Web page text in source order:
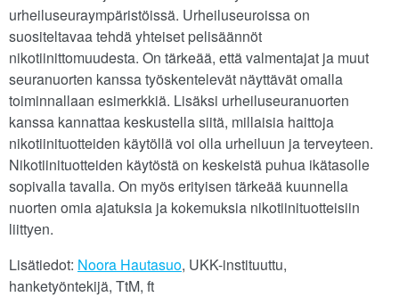
urheiluseuraympäristöissä. Urheiluseuroissa on
suositeltavaa tehdä yhteiset pelisäännöt
nikotiinittomuudesta. On tärkeää, että valmentajat ja muut
seuranuorten kanssa työskentelevät näyttävät omalla
toiminnallaan esimerkkiä. Lisäksi urheiluseuranuorten
kanssa kannattaa keskustella siitä, millaisia haittoja
nikotiinituotteiden käytöllä voi olla urheiluun ja terveyteen.
Nikotiinituotteiden käytöstä on keskeistä puhua ikätasolle
sopivalla tavalla. On myös erityisen tärkeää kuunnella
nuorten omia ajatuksia ja kokemuksia nikotiinituotteisiin
liittyen.
Lisätiedot: Noora Hautasuo, UKK-instituuttu,
hanketyöntekijä, TtM, ft